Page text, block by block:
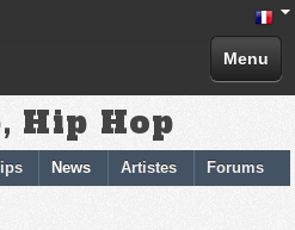
Menu
Hip Hop
News Artistes Forums